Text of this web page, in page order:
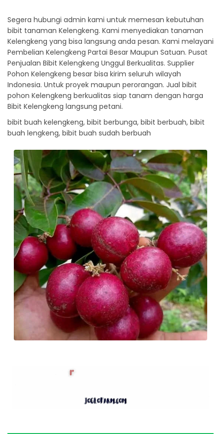
Segera hubungi admin kami untuk memesan kebutuhan
bibit tanaman Kelengkeng. Kami menyediakan tanaman
Kelengkeng yang bisa langsung anda pesan. Kami melayani
Pembelian Kelengkeng Partai Besar Maupun Satuan. Pusat
Penjualan Bibit Kelengkeng Unggul Berkualitas. Supplier
Pohon Kelengkeng besar bisa kirim seluruh wilayah
Indonesia. Untuk proyek maupun perorangan. Jual bibit
pohon Kelengkeng berkualitas siap tanam dengan harga
Bibit Kelengkeng langsung petani.
bibit buah kelengkeng, bibit berbunga, bibit berbuah, bibit
buah lengkeng, bibit buah sudah berbuah